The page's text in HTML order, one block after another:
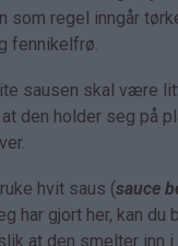
som regel inngår
fennikelfrø.
sausen skal være
den holder seg på
hvit saus (sauce
har gjort her, kan du
at den smelter inn